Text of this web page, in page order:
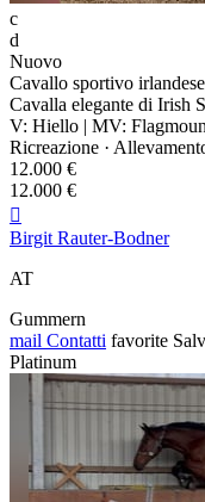
c
d
Nuovo
Cavallo sportivo
Cavalla elegante di Irish
V: Hiello | MV:
Ricreazione ·
12.000 €
12.000 €

Birgit Rauter-Bodner
AT
Gummern
mail Contatti favorite
Platinum